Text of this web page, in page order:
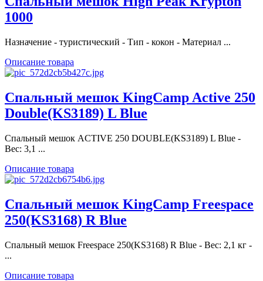
1000
Назначение - туристический - Тип - кокон - Материал ...
Описание товара
Спальный мешок KingCamp Active 250
Double(KS3189) L Blue
Спальный мешок ACTIVE 250 DOUBLE(KS3189) L Blue -
Вес: 3,1 ...
Описание товара
Спальный мешок KingCamp Freespace
250(KS3168) R Blue
Спальный мешок Freespace 250(KS3168) R Blue - Вес: 2,1 кг -
...
Описание товара